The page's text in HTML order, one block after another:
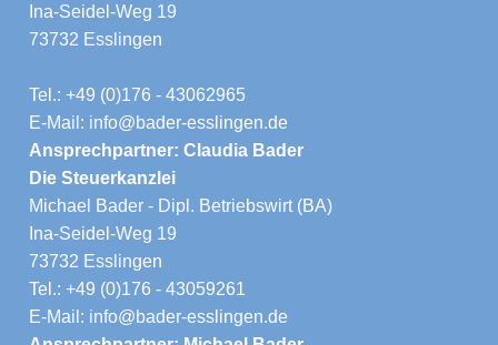
Ina-Seidel-Weg 19
73732 Esslingen
Tel.: +49 (0)176 - 43062965
E-Mail: info@bader-esslingen.de
Ansprechpartner: Claudia Bader
Die Steuerkanzlei
Michael Bader - Dipl. Betriebswirt (BA)
Ina-Seidel-Weg 19
73732 Esslingen
Tel.: +49 (0)176 - 43059261
E-Mail: info@bader-esslingen.de